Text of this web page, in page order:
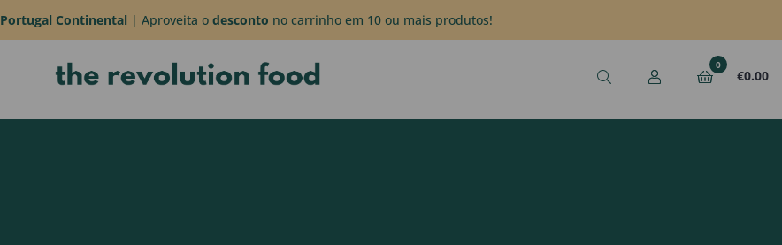
Portugal Continental | Aproveita o desconto no carrinho em 10 ou mais produtos!
0
€0.00